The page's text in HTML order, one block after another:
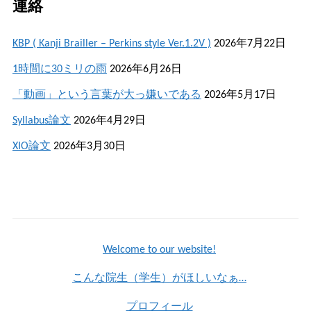
連絡
KBP ( Kanji Brailler – Perkins style Ver.1.2V ) 2026年7月22日
1時間に30ミリの雨 2026年6月26日
「動画」という言葉が大っ嫌いである 2026年5月17日
Syllabus論文 2026年4月29日
XIO論文 2026年3月30日
Welcome to our website!
こんな院生（学生）がほしいなぁ…
プロフィール